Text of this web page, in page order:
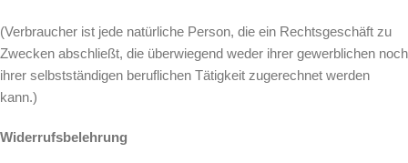
(Verbraucher ist jede natürliche Person, die ein Rechtsgeschäft zu
Zwecken abschließt, die überwiegend weder ihrer gewerblichen noch
ihrer selbstständigen beruflichen Tätigkeit zugerechnet werden
kann.)
Widerrufsbelehrung